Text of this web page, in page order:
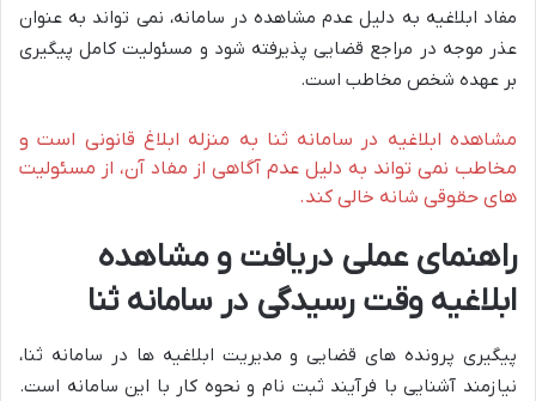
مفاد ابلاغیه به دلیل عدم مشاهده در سامانه، نمی تواند به عنوان
عذر موجه در مراجع قضایی پذیرفته شود و مسئولیت کامل پیگیری
بر عهده شخص مخاطب است.
مشاهده ابلاغیه در سامانه ثنا به منزله ابلاغ قانونی است و
مخاطب نمی تواند به دلیل عدم آگاهی از مفاد آن، از مسئولیت
های حقوقی شانه خالی کند.
راهنمای عملی دریافت و مشاهده
ابلاغیه وقت رسیدگی در سامانه ثنا
پیگیری پرونده های قضایی و مدیریت ابلاغیه ها در سامانه ثنا،
نیازمند آشنایی با فرآیند ثبت نام و نحوه کار با این سامانه است.